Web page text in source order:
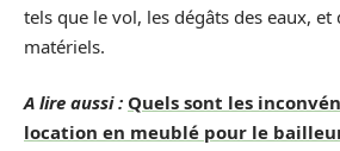
tels que le vol, les dégâts des eaux, et
matériels.
A lire aussi : Quels sont les
location en meublé pour le